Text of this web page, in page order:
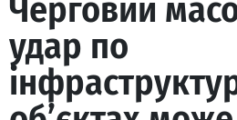
Черговий
удар по